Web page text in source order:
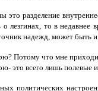
это разделение
лезгинах, то в
надежд, может быть
Потому что мне
это всего лишь
политических